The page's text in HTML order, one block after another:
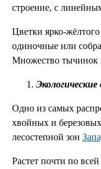
строение, с
Цветки ярко-
одиночные или
Множество тычинок
Одно из самых
хвойных и
лесостепной зон
Растет почти по